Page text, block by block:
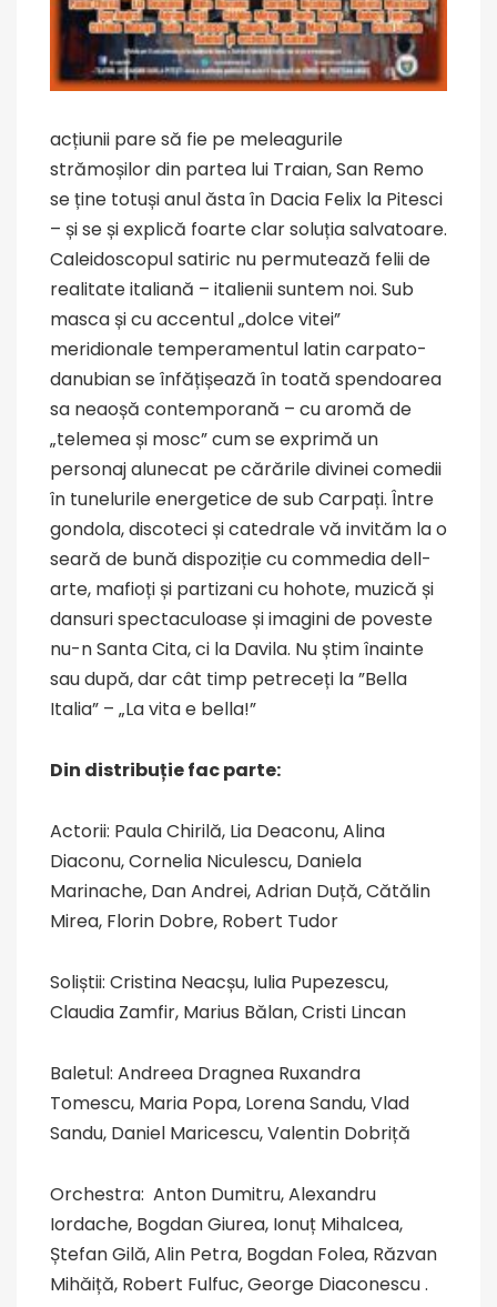
acțiunii pare să fie pe meleagurile
strămoșilor din partea lui Traian, San Remo
se ține totuși anul ăsta în Dacia Felix la Pitesci
– și se și explică foarte clar soluția salvatoare.
Caleidoscopul satiric nu permutează felii de
realitate italiană – italienii suntem noi. Sub
masca și cu accentul „dolce vitei”
meridionale temperamentul latin carpato-
danubian se înfățișează în toată spendoarea
sa neaoșă contemporană – cu aromă de
„telemea și mosc” cum se exprimă un
personaj alunecat pe cărările divinei comedii
în tunelurile energetice de sub Carpați. Între
gondola, discoteci și catedrale vă invităm la o
seară de bună dispoziție cu commedia dell-
arte, mafioți și partizani cu hohote, muzică și
dansuri spectaculoase și imagini de poveste
nu-n Santa Cita, ci la Davila. Nu știm înainte
sau după, dar cât timp petreceți la ”Bella
Italia” – „La vita e bella!”
Din distribuție fac parte:
Actorii: Paula Chirilă, Lia Deaconu, Alina
Diaconu, Cornelia Niculescu, Daniela
Marinache, Dan Andrei, Adrian Duță, Cătălin
Mirea, Florin Dobre, Robert Tudor
Soliștii: Cristina Neacșu, Iulia Pupezescu,
Claudia Zamfir, Marius Bălan, Cristi Lincan
Baletul: Andreea Dragnea Ruxandra
Tomescu, Maria Popa, Lorena Sandu, Vlad
Sandu, Daniel Maricescu, Valentin Dobriță
Orchestra: Anton Dumitru, Alexandru
Iordache, Bogdan Giurea, Ionuț Mihalcea,
Ștefan Gilă, Alin Petra, Bogdan Folea, Răzvan
Mihăiță, Robert Fulfuc, George Diaconescu .